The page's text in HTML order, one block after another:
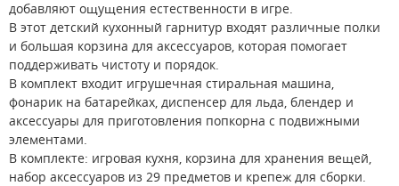
добавляют ощущения естественности в игре.
В этот детский кухонный гарнитур входят различные полки
и большая корзина для аксессуаров, которая помогает
поддерживать чистоту и порядок.
В комплект входит игрушечная стиральная машина,
фонарик на батарейках, диспенсер для льда, блендер и
аксессуары для приготовления попкорна с подвижными
элементами.
В комплекте: игровая кухня, корзина для хранения вещей,
набор аксессуаров из 29 предметов и крепеж для сборки.